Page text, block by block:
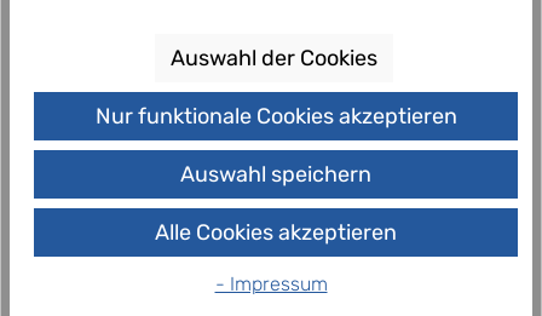
Beck´s Gold 20 x 0,5 l
Auswahl der Cookies
Nur funktionale Cookies akzeptieren
Auswahl speichern
Alle Cookies akzeptieren
- Impressum